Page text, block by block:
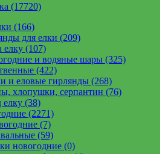
(17720)
(166)
для елки (209)
(107)
и водяные шары (325)
(422)
и еловые гирлянды (268)
хлопушки, серпантин (76)
(38)
(2271)
(7)
(59)
новогодние (0)